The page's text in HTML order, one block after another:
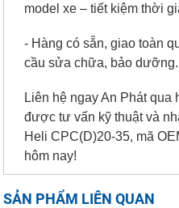
model xe – tiết kiệm thời
- Hàng có sẵn, giao toàn
cầu sửa chữa, bảo dưỡng.
Liên hệ ngay An Phát qua
được tư vấn kỹ thuật và
Heli CPC(D)20-35, mã
hôm nay!
SẢN PHẨM LIÊN QUAN